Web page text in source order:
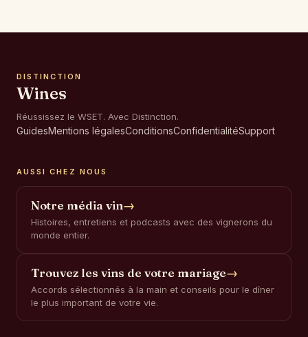
DISTINCTION
Wines
Réussissez le WSET. Avec Distinction.
GuidesMentions légalesConditionsConfidentialitéSupport
AUSSI CHEZ NOUS
Notre média vin→
Histoires, entretiens et podcasts avec des vignerons du
monde entier.
Trouvez les vins de votre mariage→
Accords sélectionnés à la main et conseils pour le dîner
le plus important de votre vie.